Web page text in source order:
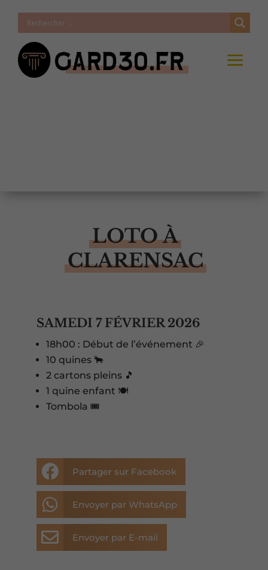
LOTO À
CLARENSAC
SAMEDI 7 FÉVRIER 2026
18h00 : Début de l’événement 🎉
10 quines 🐂
2 cartons pleins 🎵
1 quine enfant 🍽️
Tombola 🎟️
 Partager sur Facebook
 Envoyer par WhatsApp
 Envoyer par E-mail